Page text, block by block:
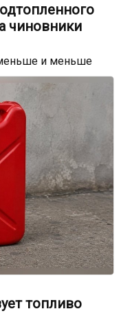
чиновники
и меньше
топливо